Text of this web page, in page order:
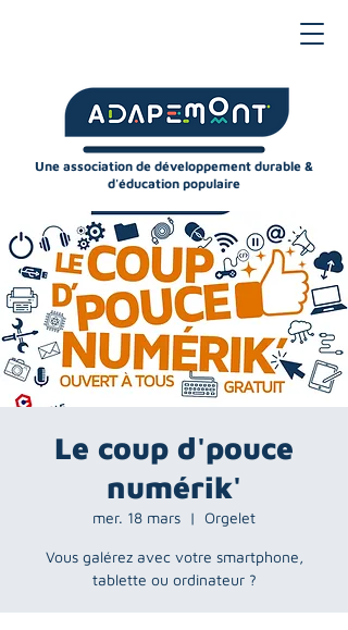
Une association de développement durable &
d'éducation populaire
Le coup d'pouce
numérik'
mer. 18 mars
  |
Orgelet
Vous galérez avec votre smartphone,
tablette ou ordinateur ?